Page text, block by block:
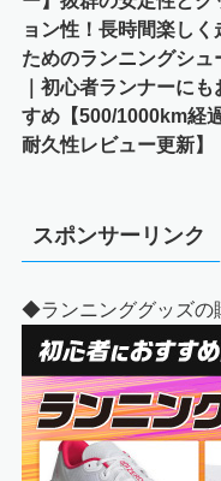
ョン性！長時間楽しく
ためのランニングシュ
｜初心者ランナーにも
すめ【500/1000km経
耐久性レビュー更新】
スポンサーリンク
◆ランニンググッズの